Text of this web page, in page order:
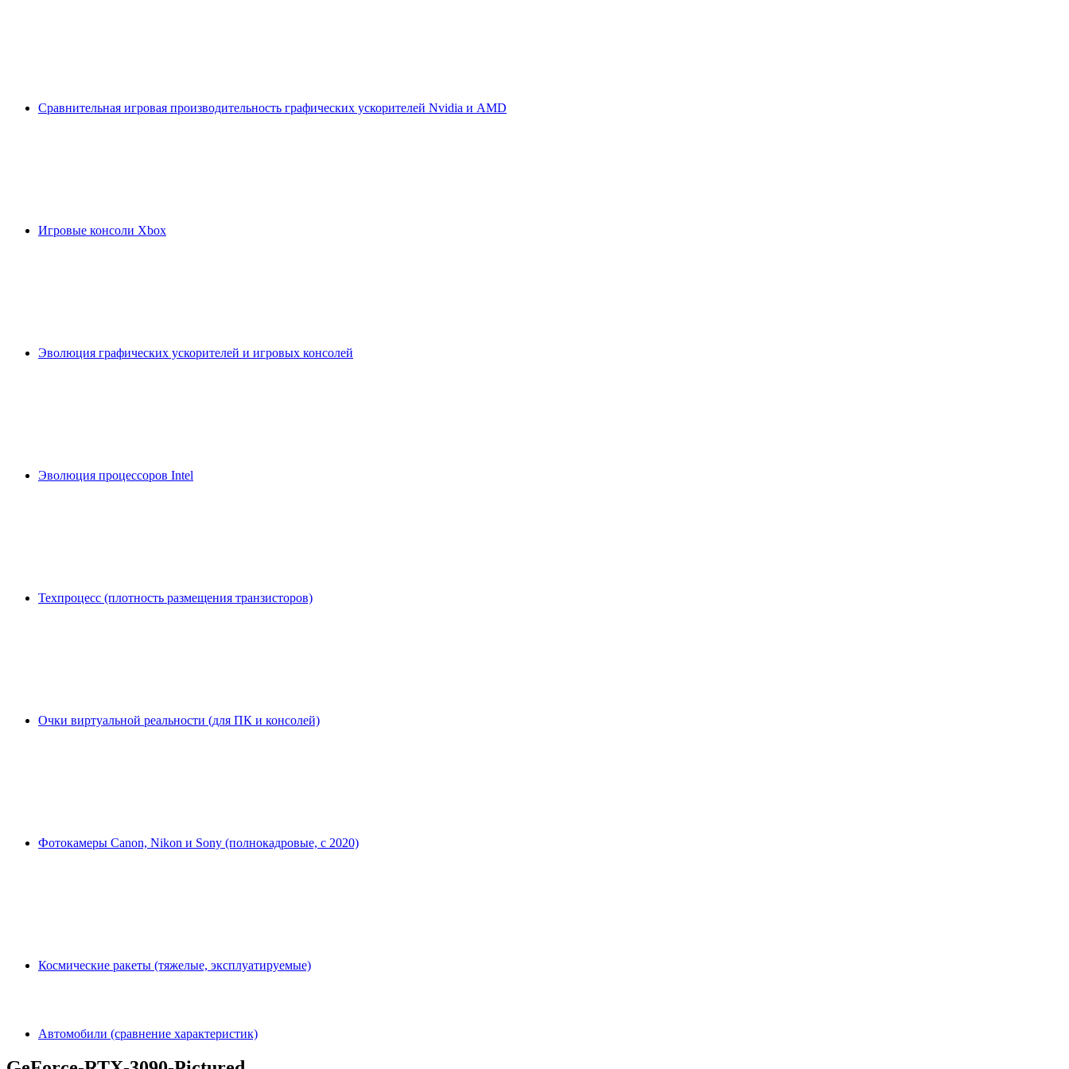
Сравнительная игровая производительность графических ускорителей Nvidia и AMD
Игровые консоли Xbox
Эволюция графических ускорителей и игровых консолей
Эволюция процессоров Intel
Техпроцесс (плотность размещения транзисторов)
Очки виртуальной реальности (для ПК и консолей)
Фотокамеры Canon, Nikon и Sony (полнокадровые, с 2020)
Космические ракеты (тяжелые, эксплуатируемые)
Автомобили (сравнение характеристик)